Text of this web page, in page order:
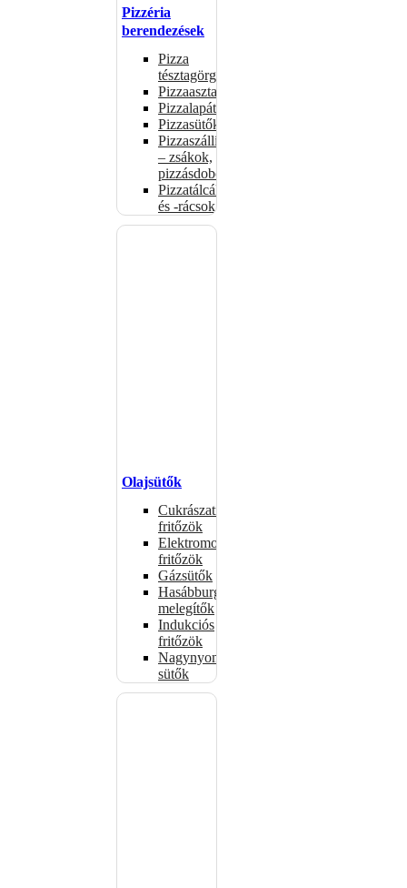
Pizzéria
berendezések
Pizza
tésztagörgők
Pizzaasztalok
Pizzalapátok
Pizzasütők
Pizzaszállítás
– zsákok,
pizzásdobozok
Pizzatálcák
és -rácsok
Olajsütők
Cukrászati
fritőzök
Elektromos
fritőzök
Gázsütők
Hasábburgonya
melegítők
Indukciós
fritőzök
Nagynyomású
sütők